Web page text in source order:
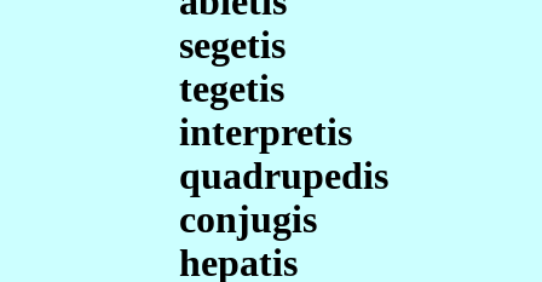
segetis
tegetis
interpretis
quadrupedis
conjugis
hepatis